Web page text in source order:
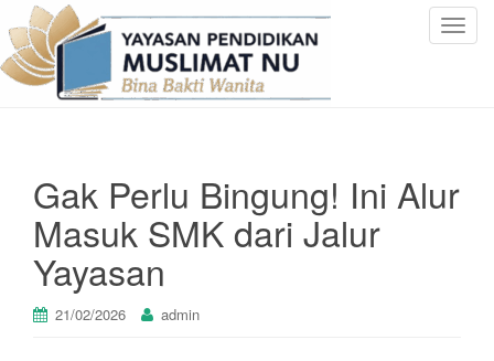
T
a
Gak Perlu Bingung! Ini Alur
Masuk SMK dari Jalur
Yayasan
21/02/2026 admin